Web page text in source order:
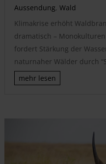
Aussendung, Wald
Klimakrise erhöht
dramatisch –
fordert Stärkung der
naturnaher Wälder durch
mehr lesen